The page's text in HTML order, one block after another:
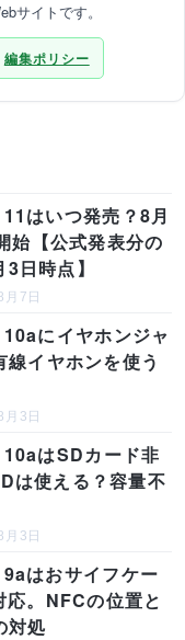
サイトです。
編集ポリシー
はいつ発売？8月
始【公式発表分の
日時点】
7日
にイヤホンジャ
線イヤホンを使う
3日
はSDカード非
は使える？容量不
3日
はおサイフケー
。NFCの位置と
対処